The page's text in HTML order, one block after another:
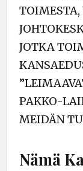
JOTKA
PAKKO-
MEIDÄN
Nämä